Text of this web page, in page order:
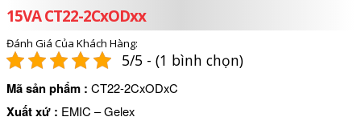
15VA CT22-2CxODxx
Đánh Giá Của Khách Hàng:
5/5 - (1 bình chọn)
Mã sản phẩm : CT22-2CxODxC
Xuất xứ : EMIC – Gelex